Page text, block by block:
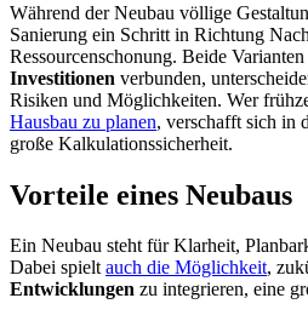
Während der Neubau völlige
Sanierung ein Schritt in Richtung
Ressourcenschonung. Beide
Investitionen verbunden,
Risiken und Möglichkeiten. Wer
Hausbau zu planen, verschafft sich in
große Kalkulationssicherheit.
Vorteile eines Neubaus
Ein Neubau steht für Klarheit,
Dabei spieltauch die Möglichkeit,
Entwicklungen zu integrieren, eine